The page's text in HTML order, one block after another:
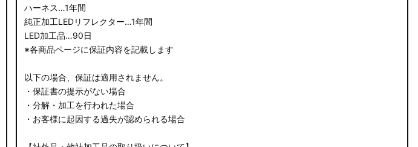
ハーネス…1年間
純正加工LEDリフレクター…1年間
LED加工品…90日
※各商品ページに保証内容を記載します
以下の場合、保証は適用されません。
・保証書の提示がない場合
・分解・加工を行われた場合
・お客様に起因する過失が認められる場合